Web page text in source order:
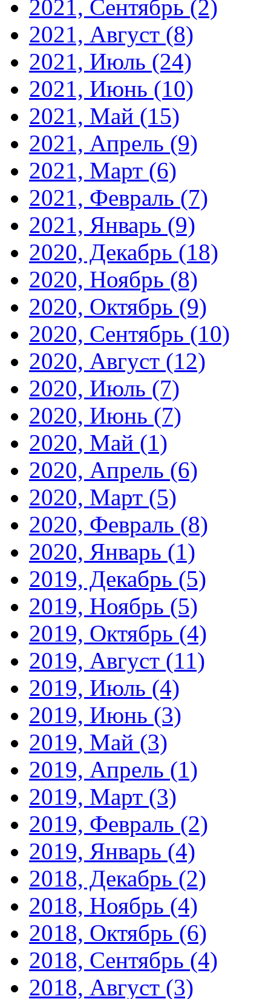
2021, Сентябрь (2)
2021, Август (8)
2021, Июль (24)
2021, Июнь (10)
2021, Май (15)
2021, Апрель (9)
2021, Март (6)
2021, Февраль (7)
2021, Январь (9)
2020, Декабрь (18)
2020, Ноябрь (8)
2020, Октябрь (9)
2020, Сентябрь (10)
2020, Август (12)
2020, Июль (7)
2020, Июнь (7)
2020, Май (1)
2020, Апрель (6)
2020, Март (5)
2020, Февраль (8)
2020, Январь (1)
2019, Декабрь (5)
2019, Ноябрь (5)
2019, Октябрь (4)
2019, Август (11)
2019, Июль (4)
2019, Июнь (3)
2019, Май (3)
2019, Апрель (1)
2019, Март (3)
2019, Февраль (2)
2019, Январь (4)
2018, Декабрь (2)
2018, Ноябрь (4)
2018, Октябрь (6)
2018, Сентябрь (4)
2018, Август (3)